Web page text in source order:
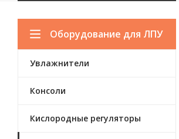
Оборудование для ЛПУ
Увлажнители
Консоли
Кислородные регуляторы